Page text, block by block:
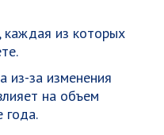
каждая из которых
из-за изменения
на объем
года.